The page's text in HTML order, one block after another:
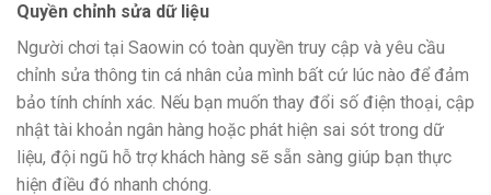
Quyền chỉnh sửa dữ liệu
Người chơi tại Saowin có toàn quyền truy cập và yêu cầu
chỉnh sửa thông tin cá nhân của mình bất cứ lúc nào để đảm
bảo tính chính xác. Nếu bạn muốn thay đổi số điện thoại, cập
nhật tài khoản ngân hàng hoặc phát hiện sai sót trong dữ
liệu, đội ngũ hỗ trợ khách hàng sẽ sẵn sàng giúp bạn thực
hiện điều đó nhanh chóng.